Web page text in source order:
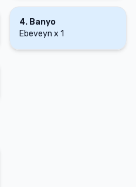
4. Banyo
Ebeveyn x 1